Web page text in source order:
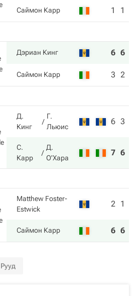
Саймон Карр 1 1
Дэриан Кинг 6 6
Саймон Карр 3 2
Д.
Кинг
Г.
Льюис
6 3
С.
Карр
Д.
О'Хара
7 6
Matthew Foster-
Estwick
2 1
Саймон Карр 6 6